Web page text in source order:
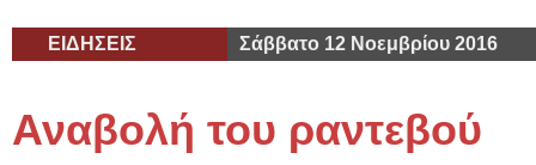
ΕΙΔΗΣΕΙΣ Σάββατο 12 Νοεμβρίου 2016
Αναβολή του ραντεβού